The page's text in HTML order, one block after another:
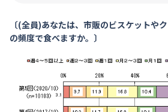
〔(全員)あなたは、市販のビスケットや
の頻度で食べますか。〕